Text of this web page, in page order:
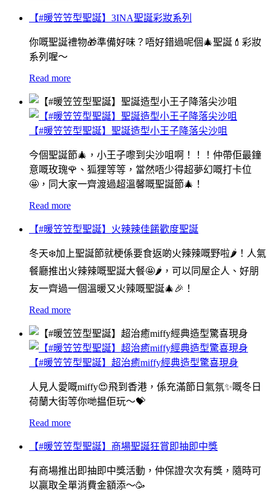
【#暖笠笠型聖誕】3INA聖誕彩妝系列
你嘅聖誕禮物🎁準備好味？唔好錯過呢個🎄聖誕💄彩妝
系列喔～
Read more
【#暖笠笠型聖誕】聖誕造型小王子降落尖沙咀
今個聖誕節🎄，小王子嚟到尖沙咀啊！！！仲帶佢最鐘
意嘅玫瑰🌹、狐狸等等，當然唔少得超夢幻嘅打卡位
🤩，同大家一齊渡過超溫馨嘅聖誕節🎄！
Read more
【#暖笠笠型聖誕】火辣辣佳餚歡度聖誕
冬天❄️加上聖誕節就梗係要食返啲火辣辣嘅野啦🌶！人氣
餐廳推出火辣辣嘅聖誕大餐🤩🌶，可以同屋企人、好朋
友一齊過一個溫暖又火辣嘅聖誕🎄🎉！
Read more
【#暖笠笠型聖誕】超治癒miffy經典造型驚喜現身
人見人愛嘅miffy😍飛到香港，係充滿節日氣氛✨嘅冬日
荷蘭大街等你哋揾佢玩〜💝
Read more
【#暖笠笠型聖誕】商場聖誕狂賞即抽即中獎
有商場推出即抽即中獎活動，仲保證次次有獎，隨時可
以贏取全單消費金額添～🥳